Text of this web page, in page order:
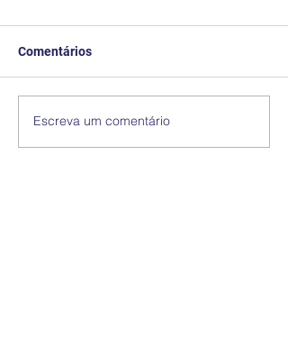
Comentários
Escreva um comentário